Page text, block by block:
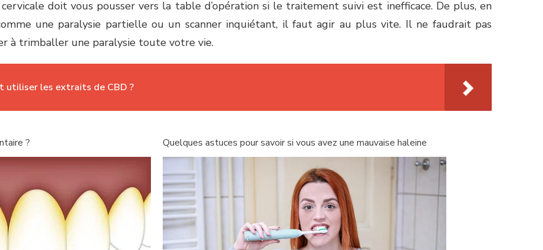
doit vous pousser vers la table d’opération si le traitement suivi est inefficace. De plus, en
une paralysie partielle ou un scanner inquiétant, il faut agir au plus vite. Il ne faudrait pas
à trimballer une paralysie toute votre vie.
utiliser les extraits de CBD ?
? Quelques astuces pour savoir si vous avez une mauvaise haleine